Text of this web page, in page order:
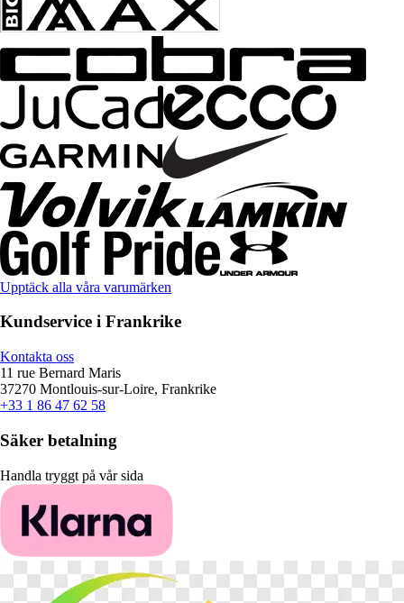
Upptäck alla våra varumärken
Kundservice i Frankrike
Kontakta oss
11 rue Bernard Maris
37270 Montlouis-sur-Loire, Frankrike
+33 1 86 47 62 58
Säker betalning
Handla tryggt på vår sida